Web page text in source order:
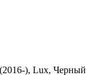
), Lux, Черный